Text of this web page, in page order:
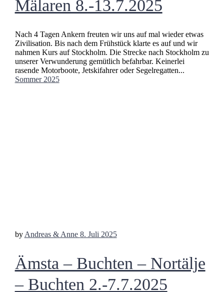
Mälaren 8.-13.7.2025
Nach 4 Tagen Ankern freuten wir uns auf mal wieder etwas
Zivilisation. Bis nach dem Frühstück klarte es auf und wir
nahmen Kurs auf Stockholm. Die Strecke nach Stockholm zu
unserer Verwunderung gemütlich befahrbar. Keinerlei
rasende Motorboote, Jetskifahrer oder Segelregatten...
Sommer 2025
by Andreas & Anne 8. Juli 2025
Ämsta – Buchten – Nortälje
– Buchten 2.-7.7.2025